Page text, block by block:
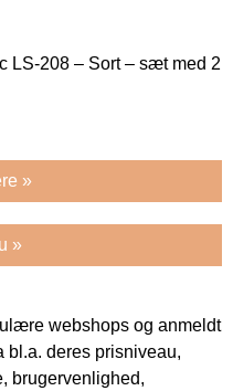
LS-208 – Sort – sæt med 2
»
»
webshops og anmeldt
bl.a. deres prisniveau,
brugervenlighed,